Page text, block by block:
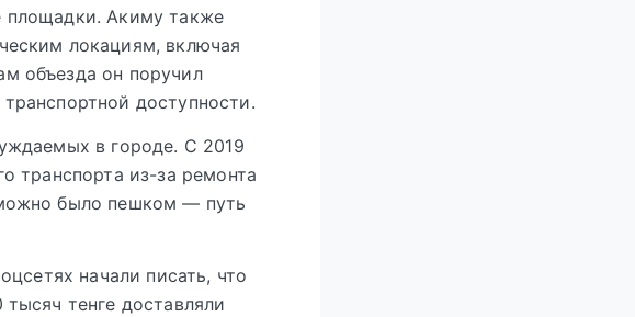
площадки. Акиму также
локациям, включая
объезда он поручил
доступности.
в городе. С 2019
транспорта из-за ремонта
было пешком — путь
начали писать, что
тенге доставляли